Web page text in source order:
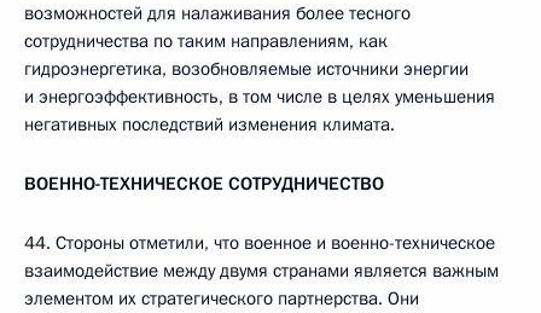
возможностей для налаживания более тесного
сотрудничества по таким направлениям, как
гидроэнергетика, возобновляемые источники энергии
и энергоэффективность, в том числе в целях уменьшения
негативных последствий изменения климата.
ВОЕННО-ТЕХНИЧЕСКОЕ СОТРУДНИЧЕСТВО
44. Стороны отметили, что военное и военно-техническое
взаимодействие между двумя странами является важным
элементом их стратегического партнерства. Они